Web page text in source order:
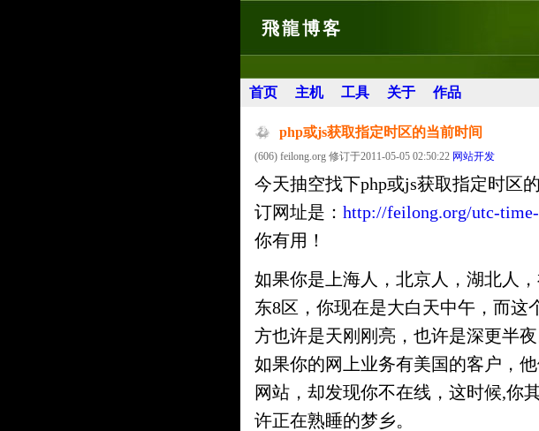
飛龍博客
首页
主机 工具 关于 作品
php或js获取指定时区的当前时间
(606) feilong.org 修订于2011-05-05 02:50:22 网站开发
今天抽空找下php或js获取指定时区
订网址是： http://feilong.org/utc-
你有用！
如果你是上海人，北京人，湖北人
东8区，你现在是大白天中午，而这
方也许是天刚刚亮，也许是深更半夜
如果你的网上业务有美国的客户，
网站，却发现你不在线，这时候,你
许正在熟睡的梦乡。